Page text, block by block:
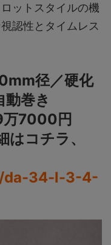
ットスタイルの機
認性とタイムレス
径／硬化
巻き
万7000円
コチラ、
da-34-l-3-4-